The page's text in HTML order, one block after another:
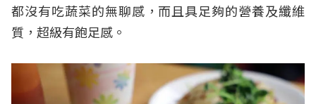
都沒有吃蔬菜的無聊感，而且具足夠的營養及纖維
質，超級有飽足感。